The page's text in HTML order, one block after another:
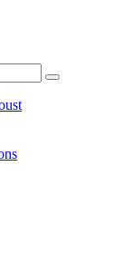
Search